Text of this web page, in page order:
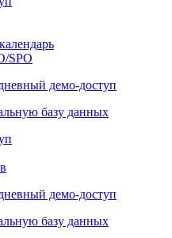
SPO
демо-доступ
базу данных
демо-доступ
базу данных